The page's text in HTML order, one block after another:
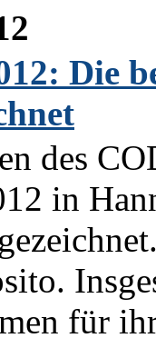
Die
des
in
für